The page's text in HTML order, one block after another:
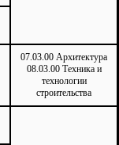
07.03.00 Архитектура
08.03.00 Техника и
технологии
строительства